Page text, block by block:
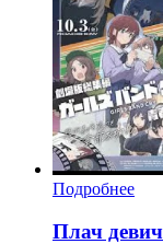
Подробнее
Плач